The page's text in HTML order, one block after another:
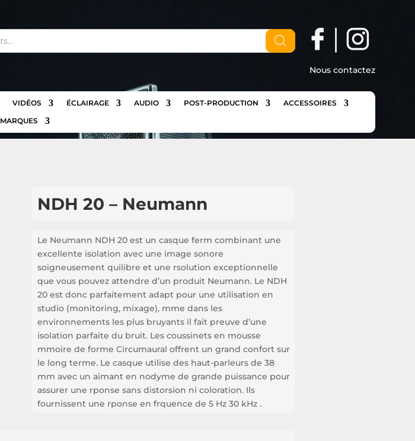
Nous contactez
VIDÉOS ÉCLAIRAGE AUDIO POST-PRODUCTION
ACCESSOIRES
MARQUES
NDH 20 – Neumann
Le Neumann NDH 20 est un casque ferm combinant une
excellente isolation avec une image sonore
soigneusement quilibre et une rsolution exceptionnelle
que vous pouvez attendre d’un produit Neumann. Le NDH
20 est donc parfaitement adapt pour une utilisation en
studio (monitoring, mixage), mme dans les
environnements les plus bruyants il fait preuve d’une
isolation parfaite du bruit. Les coussinets en mousse
mmoire de forme Circumaural offrent un grand confort sur
le long terme. Le casque utilise des haut-parleurs de 38
mm avec un aimant en nodyme de grande puissance pour
assurer une rponse sans distorsion ni coloration. Ils
fournissent une rponse en frquence de 5 Hz 30 kHz .